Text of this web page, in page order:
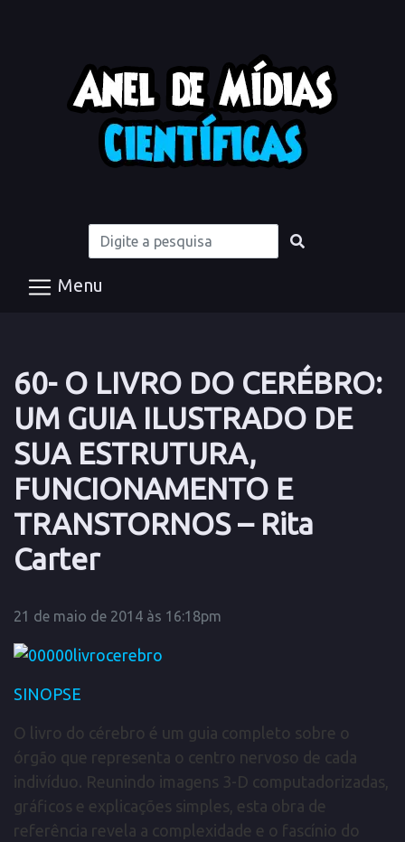
Menu
60- O LIVRO DO CERÉBRO:
UM GUIA ILUSTRADO DE
SUA ESTRUTURA,
FUNCIONAMENTO E
TRANSTORNOS – Rita
Carter
21 de maio de 2014 às 16:18pm
SINOPSE
O livro do cérebro é um guia completo sobre o
órgão que representa o centro nervoso de cada
indivíduo. Reunindo imagens 3-D computadorizadas,
gráficos e explicações simples, esta obra de
referência revela a complexidade e o fascínio do